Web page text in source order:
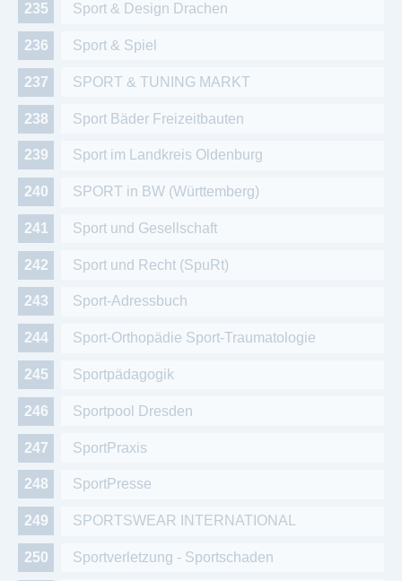
Sport & Design Drachen
Sport & Spiel
SPORT & TUNING MARKT
Sport Bäder Freizeitbauten
Sport im Landkreis Oldenburg
SPORT in BW (Württemberg)
Sport und Gesellschaft
Sport und Recht (SpuRt)
Sport-Adressbuch
Sport-Orthopädie Sport-Traumatologie
Sportpädagogik
Sportpool Dresden
SportPraxis
SportPresse
SPORTSWEAR INTERNATIONAL
Sportverletzung - Sportschaden